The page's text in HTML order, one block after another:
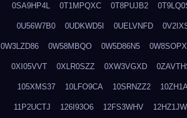
0SA9HP4L 0T1MPQXC 0T8PUJB2
0U56W7B0 0UDKWD5I 0UELVNFD
0W3LZD86 0W58MBQO 0W5D86N5
0XI05VVT 0XLR0SZZ 0XW3VGXD
105XMS37 10LFO9CA 10SRNZZ2
11P2UCTJ 126I93O6 12FS3WHV